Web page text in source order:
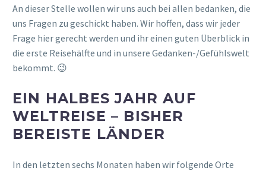
An dieser Stelle wollen wir uns auch bei allen bedanken, die
uns Fragen zu geschickt haben. Wir hoffen, dass wir jeder
Frage hier gerecht werden und ihr einen guten Überblick in
die erste Reisehälfte und in unsere Gedanken-/Gefühlswelt
bekommt. 😉
EIN HALBES JAHR AUF
WELTREISE – BISHER
BEREISTE LÄNDER
In den letzten sechs Monaten haben wir folgende Orte